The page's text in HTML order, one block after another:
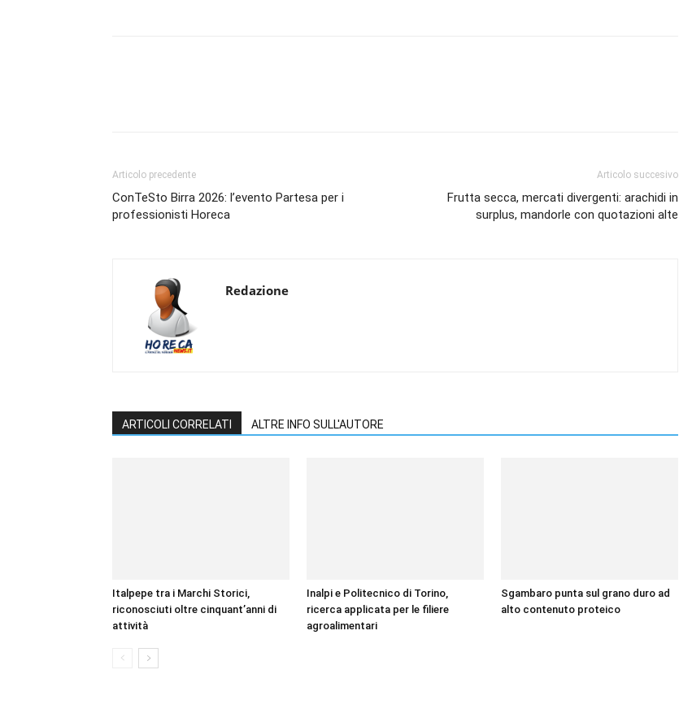
Articolo precedente
ConTeSto Birra 2026: l’evento Partesa per i
professionisti Horeca
Articolo succesivo
Frutta secca, mercati divergenti: arachidi in
surplus, mandorle con quotazioni alte
Redazione
ARTICOLI CORRELATI ALTRE INFO SULL'AUTORE
Italpepe tra i Marchi Storici,
riconosciuti oltre cinquant’anni di
attività
Inalpi e Politecnico di Torino,
ricerca applicata per le filiere
agroalimentari
Sgambaro punta sul grano duro ad
alto contenuto proteico